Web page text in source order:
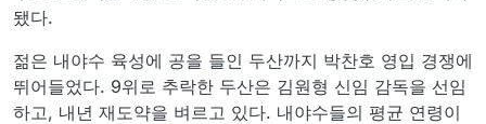
됐다.
젊은 내야수 육성에 공을 들인 두산까지 박찬호 영입 경쟁에
뛰어들었다. 9위로 추락한 두산은 김원형 신임 감독을 선임
하고, 내년 재도약을 벼르고 있다. 내야수들의 평균 연령이